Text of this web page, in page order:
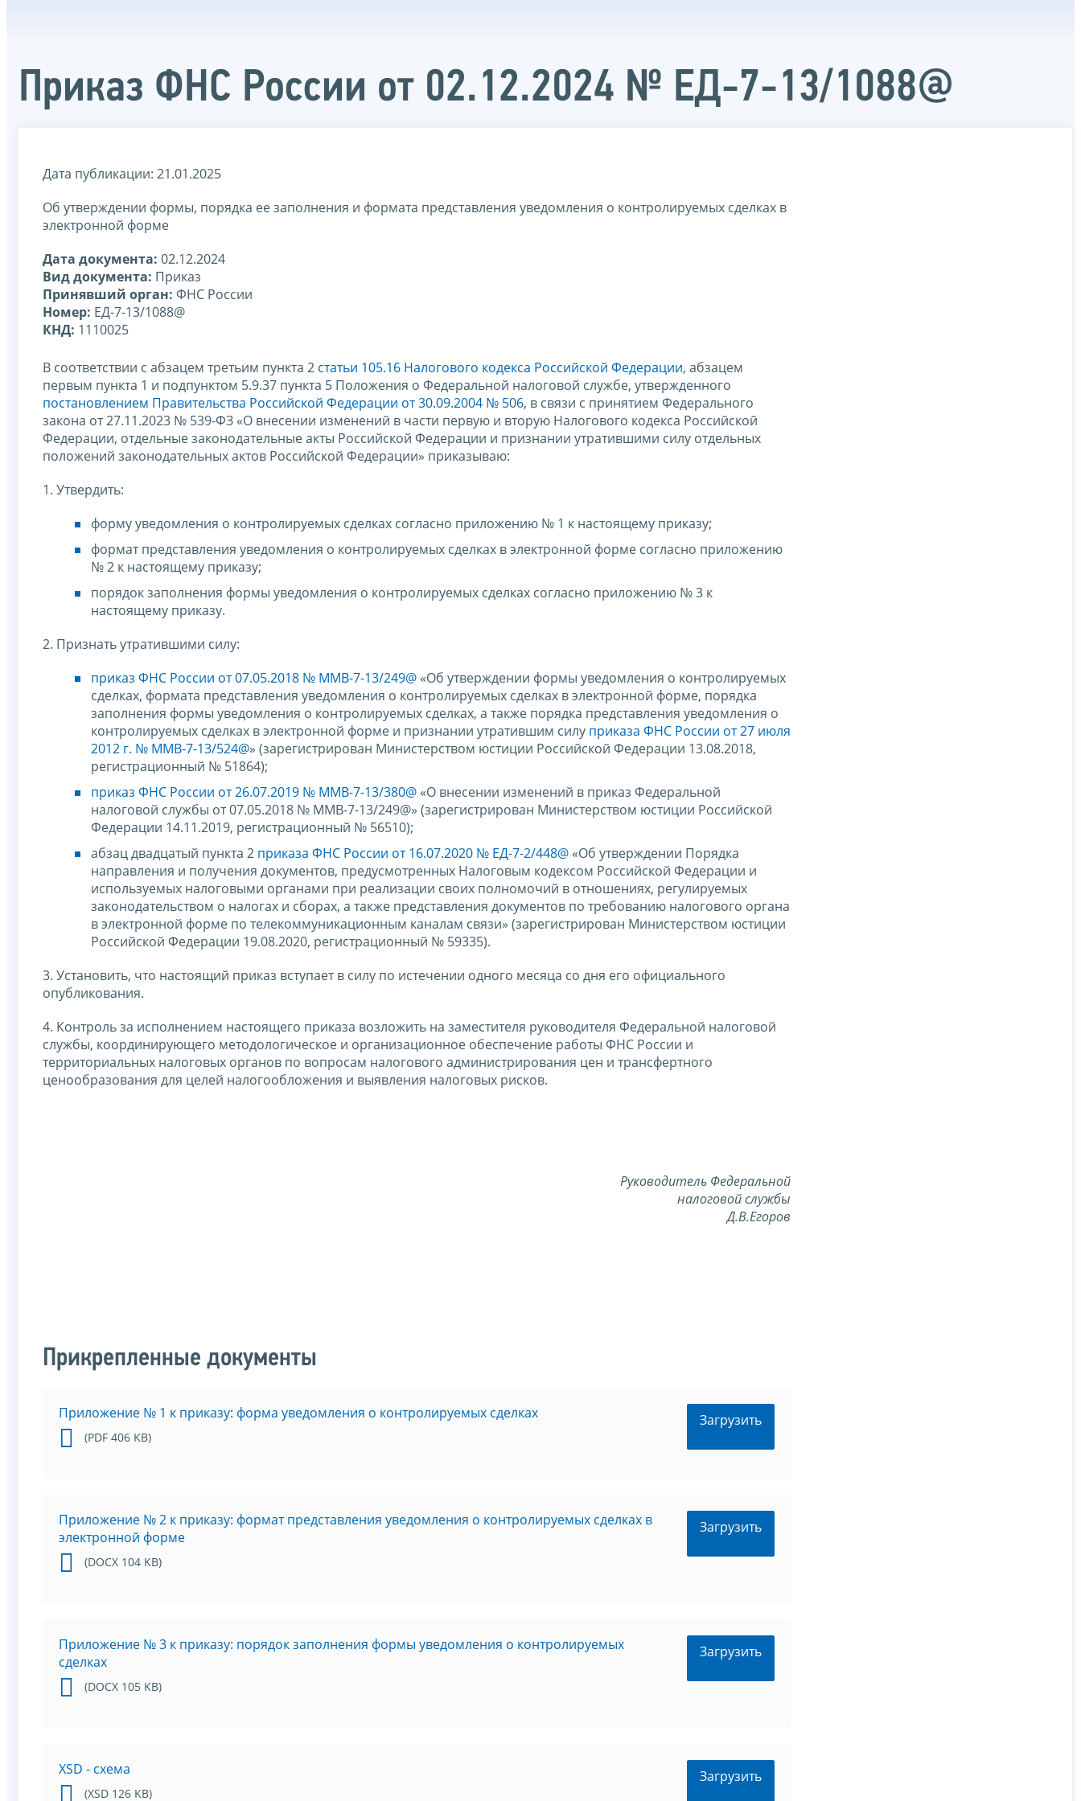
Приказ ФНС России от 02.12.2024 № ЕД-7-13/1088@
Дата публикации: 21.01.2025
Об утверждении формы, порядка ее заполнения и формата представления уведомления о контролируемых сделках в
электронной форме
Дата документа: 02.12.2024
Вид документа: Приказ
Принявший орган: ФНС России
Номер: ЕД-7-13/1088@
КНД: 1110025
В соответствии с абзацем третьим пункта 2 статьи 105.16 Налогового кодекса Российской Федерации, абзацем
первым пункта 1 и подпунктом 5.9.37 пункта 5 Положения о Федеральной налоговой службе, утвержденного
постановлением Правительства Российской Федерации от 30.09.2004 № 506, в связи с принятием Федерального
закона от 27.11.2023 № 539-ФЗ «О внесении изменений в части первую и вторую Налогового кодекса Российской
Федерации, отдельные законодательные акты Российской Федерации и признании утратившими силу отдельных
положений законодательных актов Российской Федерации» приказываю:
1. Утвердить:
форму уведомления о контролируемых сделках согласно приложению № 1 к настоящему приказу;
формат представления уведомления о контролируемых сделках в электронной форме согласно приложению
№ 2 к настоящему приказу;
порядок заполнения формы уведомления о контролируемых сделках согласно приложению № 3 к
настоящему приказу.
2. Признать утратившими силу:
приказ ФНС России от 07.05.2018 № ММВ-7-13/249@ «Об утверждении формы уведомления о контролируемых
сделках, формата представления уведомления о контролируемых сделках в электронной форме, порядка
заполнения формы уведомления о контролируемых сделках, а также порядка представления уведомления о
контролируемых сделках в электронной форме и признании утратившим силу приказа ФНС России от 27 июля
2012 г. № ММВ-7-13/524@» (зарегистрирован Министерством юстиции Российской Федерации 13.08.2018,
регистрационный № 51864);
приказ ФНС России от 26.07.2019 № ММВ-7-13/380@ «О внесении изменений в приказ Федеральной
налоговой службы от 07.05.2018 № ММВ-7-13/249@» (зарегистрирован Министерством юстиции Российской
Федерации 14.11.2019, регистрационный № 56510);
абзац двадцатый пункта 2 приказа ФНС России от 16.07.2020 № ЕД-7-2/448@ «Об утверждении Порядка
направления и получения документов, предусмотренных Налоговым кодексом Российской Федерации и
используемых налоговыми органами при реализации своих полномочий в отношениях, регулируемых
законодательством о налогах и сборах, а также представления документов по требованию налогового органа
в электронной форме по телекоммуникационным каналам связи» (зарегистрирован Министерством юстиции
Российской Федерации 19.08.2020, регистрационный № 59335).
3. Установить, что настоящий приказ вступает в силу по истечении одного месяца со дня его официального
опубликования.
4. Контроль за исполнением настоящего приказа возложить на заместителя руководителя Федеральной налоговой
службы, координирующего методологическое и организационное обеспечение работы ФНС России и
территориальных налоговых органов по вопросам налогового администрирования цен и трансфертного
ценообразования для целей налогообложения и выявления налоговых рисков.
Руководитель Федеральной
налоговой службы
Д.В.Егоров
Прикрепленные документы
Приложение № 1 к приказу: форма уведомления о контролируемых сделках
(PDF 406 KB)
Загрузить
Приложение № 2 к приказу: формат представления уведомления о контролируемых сделках в
электронной форме
(DOCX 104 KB)
Загрузить
Приложение № 3 к приказу: порядок заполнения формы уведомления о контролируемых
сделках
(DOCX 105 KB)
Загрузить
XSD - схема
(XSD 126 KB)
Загрузить